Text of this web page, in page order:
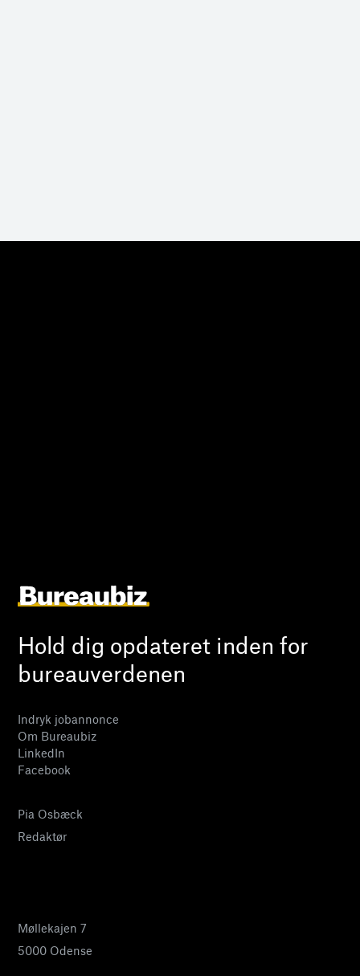
Hold dig opdateret inden for
bureauverdenen
Indryk jobannonce
Om Bureaubiz
LinkedIn
Facebook
Pia Osbæck
Redaktør
Møllekajen 7
5000 Odense